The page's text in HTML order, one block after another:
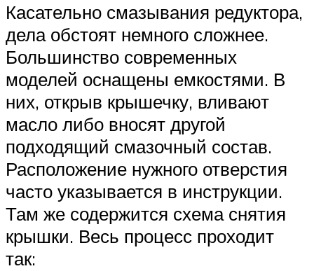
Касательно смазывания редуктора,
дела обстоят немного сложнее.
Большинство современных
моделей оснащены емкостями. В
них, открыв крышечку, вливают
масло либо вносят другой
подходящий смазочный состав.
Расположение нужного отверстия
часто указывается в инструкции.
Там же содержится схема снятия
крышки. Весь процесс проходит
так: